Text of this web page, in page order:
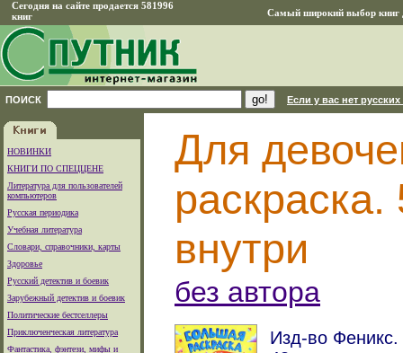
Сегодня на сайте продается 581996
книг
Самый широкий выбор книг
ПОИСК Если у вас нет
НОВИНКИ
КНИГИ ПО СПЕЦЦЕНЕ
Литература для пользователей
компьютеров
Русская периодика
Учебная литература
Словари, справочники, карты
Здоровье
Русский детектив и боевик
Зарубежный детектив и боевик
Политические бестселлеры
Приключенческая литература
Фантастика, фэнтези, мифы и
Для
раскраска.
внутри
без автора
Изд-во Феникс.